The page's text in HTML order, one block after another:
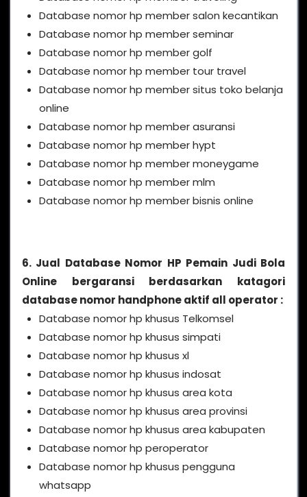
Database nomor hp member salon kecantikan
Database nomor hp member seminar
Database nomor hp member golf
Database nomor hp member tour travel
Database nomor hp member situs toko belanja
online
Database nomor hp member asuransi
Database nomor hp member hypt
Database nomor hp member moneygame
Database nomor hp member mlm
Database nomor hp member bisnis online
6. Jual Database Nomor HP Pemain Judi Bola
Online bergaransi berdasarkan katagori
database nomor handphone aktif all operator :
Database nomor hp khusus Telkomsel
Database nomor hp khusus simpati
Database nomor hp khusus xl
Database nomor hp khusus indosat
Database nomor hp khusus area kota
Database nomor hp khusus area provinsi
Database nomor hp khusus area kabupaten
Database nomor hp peroperator
Database nomor hp khusus pengguna
whatsapp